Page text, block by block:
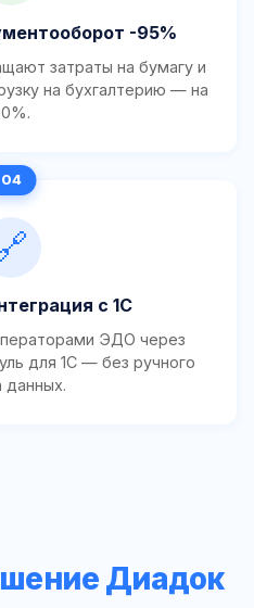
-95%
затраты на бумагу и
на бухгалтерию — на
с 1С
ЭДО через
для 1С — без ручного
данных.
Диадок